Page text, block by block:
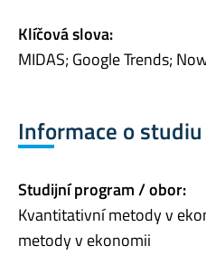
Klíčová slova:
MIDAS; Google Trends;
Informace o studiu
Studijní program / obor:
Kvantitativní metody v
metody v ekonomii